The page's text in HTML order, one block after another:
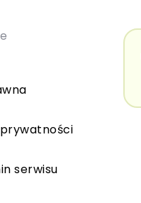
serwisu